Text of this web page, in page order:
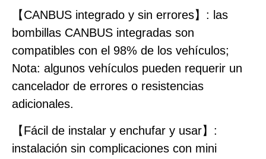
【CANBUS integrado y sin errores】: las
bombillas CANBUS integradas son
compatibles con el 98% de los vehículos;
Nota: algunos vehículos pueden requerir un
cancelador de errores o resistencias
adicionales.
【Fácil de instalar y enchufar y usar】:
instalación sin complicaciones con mini